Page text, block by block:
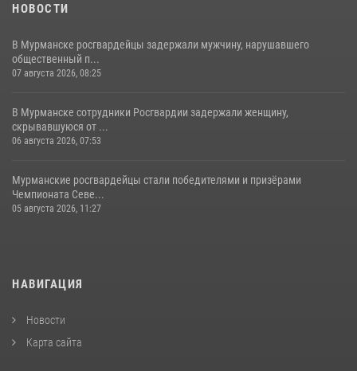
НОВОСТИ
В Мурманске росгвардейцы задержали мужчину, нарушавшего
общественный п...
07 августа 2026, 08:25
В Мурманске сотрудники Росгвардии задержали женщину,
скрывавшуюся от ...
06 августа 2026, 07:53
Мурманские росгвардейцы стали победителями и призёрами
Чемпионата Севе...
05 августа 2026, 11:27
НАВИГАЦИЯ
Новости
Карта сайта